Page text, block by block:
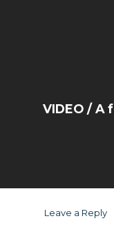
VIDEO / A
Leave a Reply